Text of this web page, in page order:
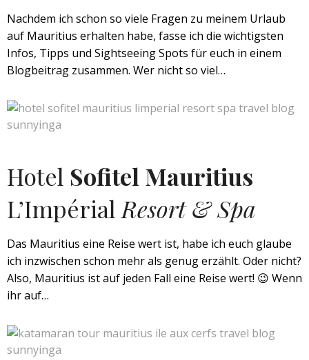
Nachdem ich schon so viele Fragen zu meinem Urlaub
auf Mauritius erhalten habe, fasse ich die wichtigsten
Infos, Tipps und Sightseeing Spots für euch in einem
Blogbeitrag zusammen. Wer nicht so viel…
Hotel Sofitel Mauritius
L’Impérial Resort & Spa
Das Mauritius eine Reise wert ist, habe ich euch glaube
ich inzwischen schon mehr als genug erzählt. Oder nicht?
Also, Mauritius ist auf jeden Fall eine Reise wert! 😉 Wenn
ihr auf…